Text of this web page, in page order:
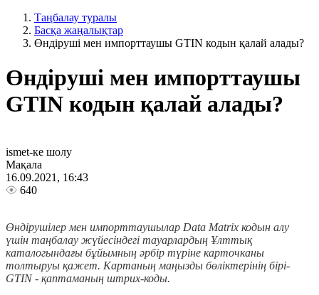
Таңбалау туралы
Басқа жаңалықтар
Өндіруші мен импорттаушы GTIN кодын қалай алады?
Өндіруші мен импорттаушы
GTIN кодын қалай алады?
ismet-ке шолу
Мақала
16.09.2021, 16:43
640
Өндірушілер мен импорттаушылар Data Matrix кодын алу
үшін таңбалау жүйесіндегі тауарлардың Ұлттық
каталогындағы бұйымның әрбір түріне карточканы
толтыруы қажет. Картаның маңызды бөліктерінің бірі-
GTIN - қаптаманың штрих-коды.